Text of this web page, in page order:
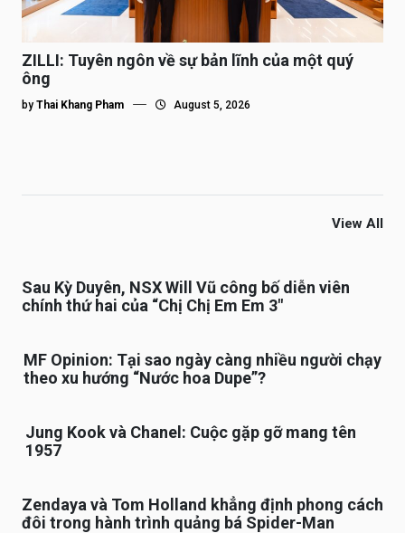
ZILLI: Tuyên ngôn về sự bản lĩnh của một quý
ông
by Thai Khang Pham August 5, 2026
View All
Sau Kỳ Duyên, NSX Will Vũ công bố diễn viên
chính thứ hai của “Chị Chị Em Em 3″
MF Opinion: Tại sao ngày càng nhiều người chạy
theo xu hướng “Nước hoa Dupe”?
Jung Kook và Chanel: Cuộc gặp gỡ mang tên
1957
Zendaya và Tom Holland khẳng định phong cách
đôi trong hành trình quảng bá Spider-Man